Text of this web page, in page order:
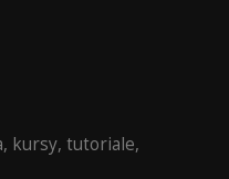
kursy, tutoriale,